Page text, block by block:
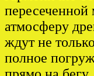
атмосферу
ждут не
полное